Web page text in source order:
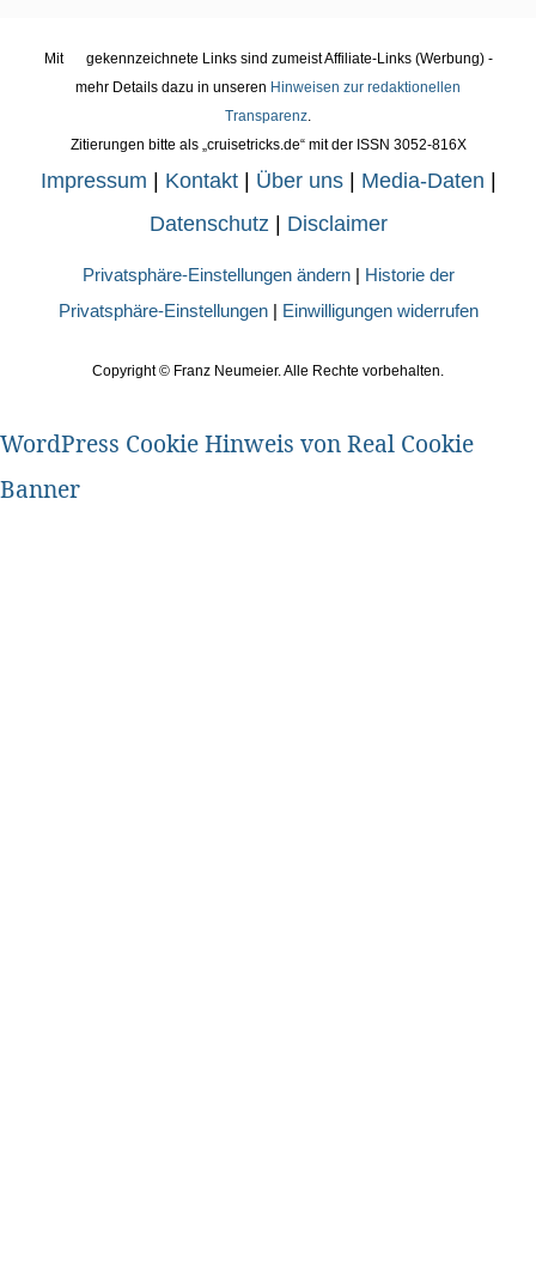
Mit
gekennzeichnete Links sind zumeist Affiliate-Links (Werbung) -
mehr Details dazu in unseren Hinweisen zur redaktionellen
Transparenz.
Zitierungen bitte als „cruisetricks.de“ mit der ISSN 3052-816X
Impressum Kontakt| Über uns| Media-Daten
Datenschutz| Disclaimer
Privatsphäre-Einstellungen ändern| Historie der
Privatsphäre-Einstellungen| Einwilligungen widerrufen
Copyright © Franz Neumeier. Alle Rechte vorbehalten.
WordPress Cookie Hinweis von Real Cookie
Banner